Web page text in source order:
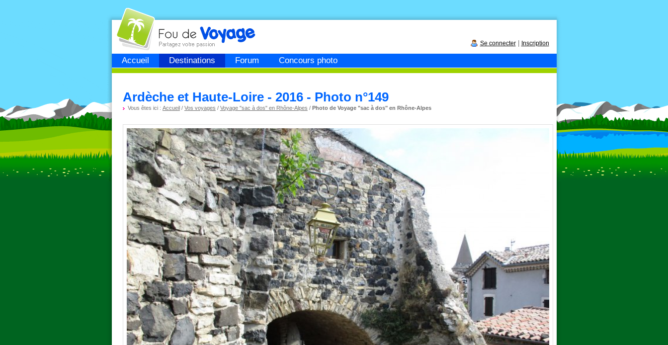
Accueil Destinations Forum Concours photo
Fou devoyage
Se connecter| Inscription
Ardèche et Haute-Loire - 2016 - Photo n°149
Vous êtes ici : Accueil/ Vos voyages / Voyage "sac à dos" en Rhône-Alpes / Photo de Voyage "sac à dos" en Rhône-Alpes